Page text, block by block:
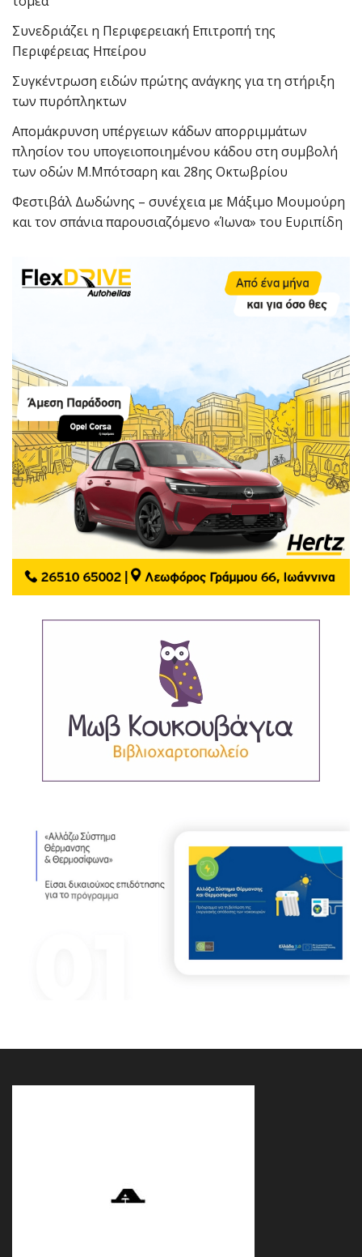
Συνεδριάζει η Περιφερειακή Επιτροπή της
Περιφέρειας Ηπείρου
Συγκέντρωση ειδών πρώτης ανάγκης για τη στήριξη
των πυρόπληκτων
Απομάκρυνση υπέργειων κάδων απορριμμάτων
πλησίον του υπογειοποιημένου κάδου στη συμβολή
των οδών Μ.Μπότσαρη και 28ης Οκτωβρίου
Φεστιβάλ Δωδώνης – συνέχεια με Μάξιμο Μουμούρη
και τον σπάνια παρουσιαζόμενο «Ίωνα» του Ευριπίδη